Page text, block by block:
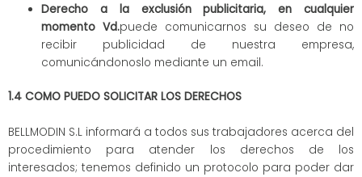
Derecho a la exclusión publicitaria, en cualquier
momento Vd.puede comunicarnos su deseo de no
recibir publicidad de nuestra empresa,
comunicándonoslo mediante un email.
1.4 COMO PUEDO SOLICITAR LOS DERECHOS
BELLMODIN S.L informará a todos sus trabajadores acerca del
procedimiento para atender los derechos de los
interesados; tenemos definido un protocolo para poder dar